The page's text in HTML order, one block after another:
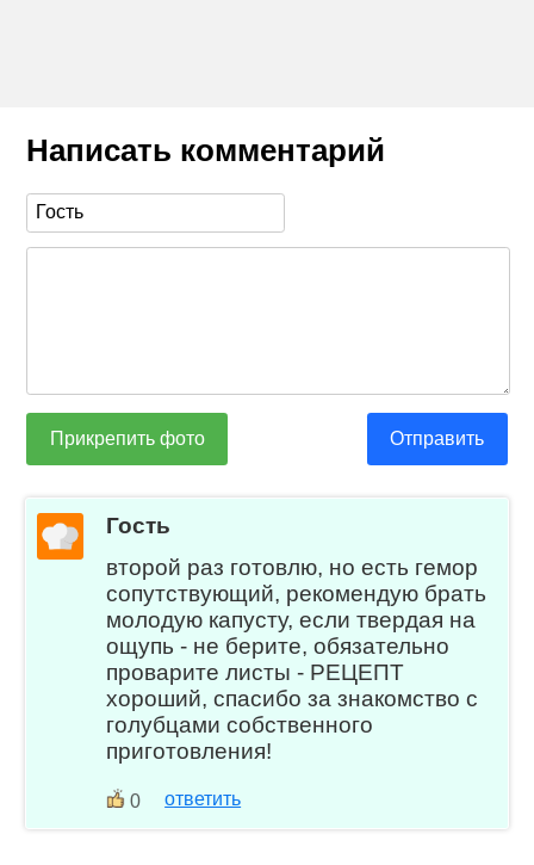
Написать комментарий
Прикрепить фото Отправить
Гость
второй раз готовлю, но есть гемор
сопутствующий, рекомендую брать
молодую капусту, если твердая на
ощупь - не берите, обязательно
проварите листы - РЕЦЕПТ
хороший, спасибо за знакомство с
голубцами собственного
приготовления!
0 ответить